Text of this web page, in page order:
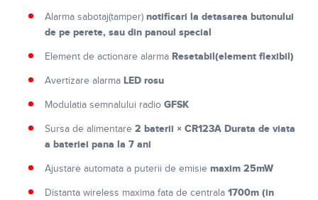
Alarma sabotaj(tamper) notificari la detasarea butonului
de pe perete, sau din panoul special
Element de actionare alarma Resetabil(element flexibil)
Avertizare alarma LED rosu
Modulatia semnalului radio GFSK
Sursa de alimentare 2 baterii × CR123A Durata de viata
a bateriei pana la 7 ani
Ajustare automata a puterii de emisie maxim 25mW
Distanta wireless maxima fata de centrala 1700m (in